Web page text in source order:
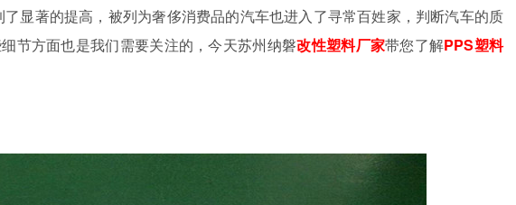
显著的提高，被列为奢侈消费品的汽车也进入了寻常百姓家，判断汽车的质
节方面也是我们需要关注的，今天苏州纳磐改性塑料厂家带您了解PPS塑料